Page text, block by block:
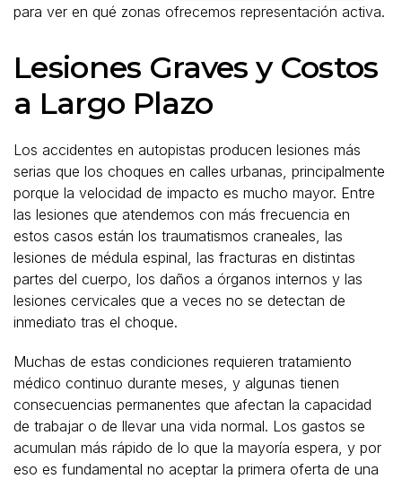
para ver en qué zonas ofrecemos representación activa.
Lesiones Graves y Costos
a Largo Plazo
Los accidentes en autopistas producen lesiones más
serias que los choques en calles urbanas, principalmente
porque la velocidad de impacto es mucho mayor. Entre
las lesiones que atendemos con más frecuencia en
estos casos están los traumatismos craneales, las
lesiones de médula espinal, las fracturas en distintas
partes del cuerpo, los daños a órganos internos y las
lesiones cervicales que a veces no se detectan de
inmediato tras el choque.
Muchas de estas condiciones requieren tratamiento
médico continuo durante meses, y algunas tienen
consecuencias permanentes que afectan la capacidad
de trabajar o de llevar una vida normal. Los gastos se
acumulan más rápido de lo que la mayoría espera, y por
eso es fundamental no aceptar la primera oferta de una